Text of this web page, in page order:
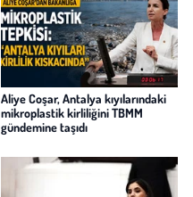
Aliye Coşar, Antalya kıyılarındaki
mikroplastik kirliliğini TBMM
gündemine taşıdı